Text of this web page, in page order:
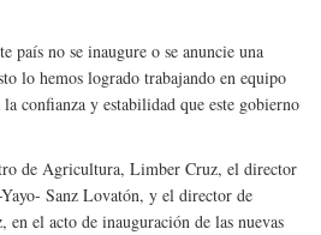
país no se inaugure o se anuncie una
lo hemos logrado trabajan­do en equipo
confian­za y estabilidad que este go­bierno
de Agricultura, Limber Cruz, el director
Sanz Lovatón, y el di­rector de
el acto de inauguración de las nue­vas